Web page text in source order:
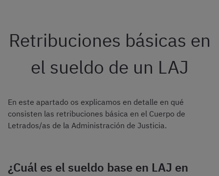
Retribuciones básicas en
el sueldo de un LAJ
En este apartado os explicamos en detalle en qué
consisten las retribuciones básica en el Cuerpo de
Letrados/as de la Administración de Justicia.
¿Cuál es el sueldo base en LAJ en